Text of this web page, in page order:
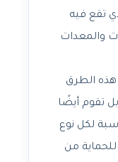
تقع فيه
والمعدات
الطرق
تقوم أيضًا
لكل نوع
من